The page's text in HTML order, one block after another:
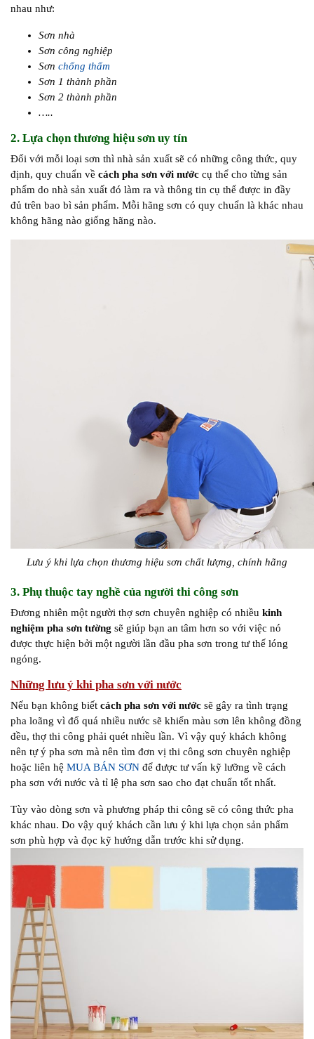
nhau như:
Sơn nhà
Sơn công nghiệp
Sơn chống thấm
Sơn 1 thành phần
Sơn 2 thành phần
…..
2. Lựa chọn thương hiệu sơn uy tín
Đối với mỗi loại sơn thì nhà sản xuất sẽ có những công thức, quy
định, quy chuẩn về cách pha sơn với nước cụ thể cho từng sản
phẩm do nhà sản xuất đó làm ra và thông tin cụ thể được in đầy
đủ trên bao bì sản phẩm. Mỗi hãng sơn có quy chuẩn là khác nhau
không hãng nào giống hãng nào.
Lưu ý khi lựa chọn thương hiệu sơn chất lượng, chính hãng
3. Phụ thuộc tay nghề của người thi công sơn
Đương nhiên một người thợ sơn chuyên nghiệp có nhiều kinh
nghiệm pha sơn tường sẽ giúp bạn an tâm hơn so với việc nó
được thực hiện bởi một người lần đầu pha sơn trong tư thế lóng
ngóng.
Những lưu ý khi pha sơn với nước
Nếu bạn không biết cách pha sơn với nước sẽ gây ra tình trạng
pha loãng vì đổ quá nhiều nước sẽ khiến màu sơn lên không đồng
đều, thợ thi công phải quét nhiều lần. Vì vậy quý khách không
nên tự ý pha sơn mà nên tìm đơn vị thi công sơn chuyên nghiệp
hoặc liên hệ MUA BÁN SƠN để được tư vấn kỹ lưỡng về cách
pha sơn với nước và tỉ lệ pha sơn sao cho đạt chuẩn tốt nhất.
Tùy vào dòng sơn và phương pháp thi công sẽ có công thức pha
khác nhau. Do vậy quý khách cần lưu ý khi lựa chọn sản phẩm
sơn phù hợp và đọc kỹ hướng dẫn trước khi sử dụng.